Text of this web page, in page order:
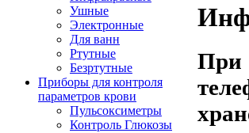
Ушные
Электронные
Для ванн
Ртутные
Безртутные
Приборы для контроля
параметров крови
Пульсоксиметры
Контроль Глюкозы
При